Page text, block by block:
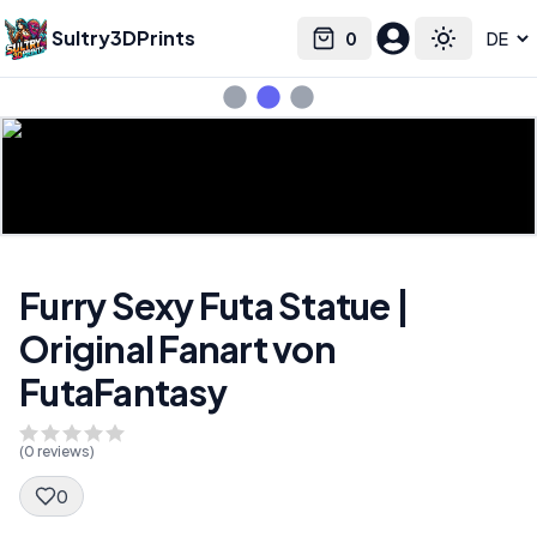
Sultry3DPrints 0
Cart Toggle
Select language
Furry Sexy Futa Statue |
Original Fanart von
FutaFantasy
(0 reviews)
0